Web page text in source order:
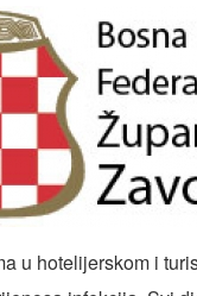
u hotelijerskom i